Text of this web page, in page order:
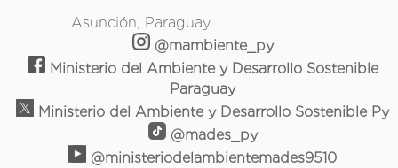
Asunción, Paraguay.
@mambiente_py
Ministerio del Ambiente y Desarrollo Sostenible
Paraguay
Ministerio del Ambiente y Desarrollo Sostenible Py
@mades_py
@ministeriodelambientemades9510